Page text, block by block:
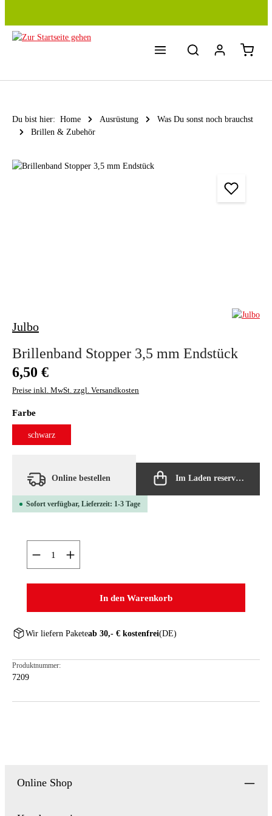
Du bist hier: Home Ausrüstung
Was Du sonst noch brauchst
Brillen & Zubehör
Bildergalerie überspringen
Julbo
Brillenband Stopper 3,5 mm Endstück
Regulärer Preis:
6,50 €
Preise inkl. MwSt. zzgl. Versandkosten
Farbeauswählen
schwarz
Online bestellen Im Laden reservieren
Sofort verfügbar, Lieferzeit: 1-3 Tage
Produkt Anzahl: Gib den gewünschten Wert ein oder
In den Warenkorb
Wir liefern Paketeab 30,- € kostenfrei(DE)
Produktnummer:
7209
Online Shop